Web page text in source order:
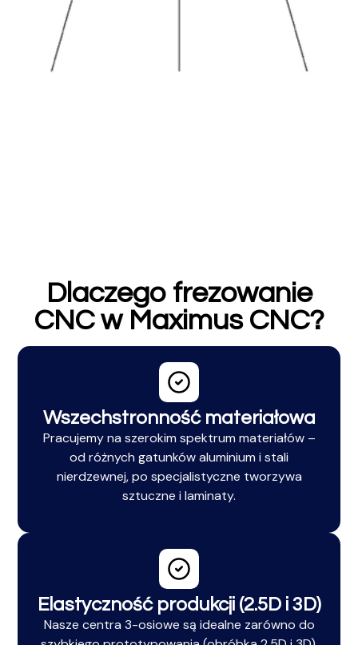
Dlaczego frezowanie
CNC w Maximus CNC?
Wszechstronność materiałowa
Pracujemy na szerokim spektrum materiałów –
od różnych gatunków aluminium i stali
nierdzewnej, po specjalistyczne tworzywa
sztuczne i laminaty.
Elastyczność produkcji (2.5D i 3D)
Nasze centra 3-osiowe są idealne zarówno do